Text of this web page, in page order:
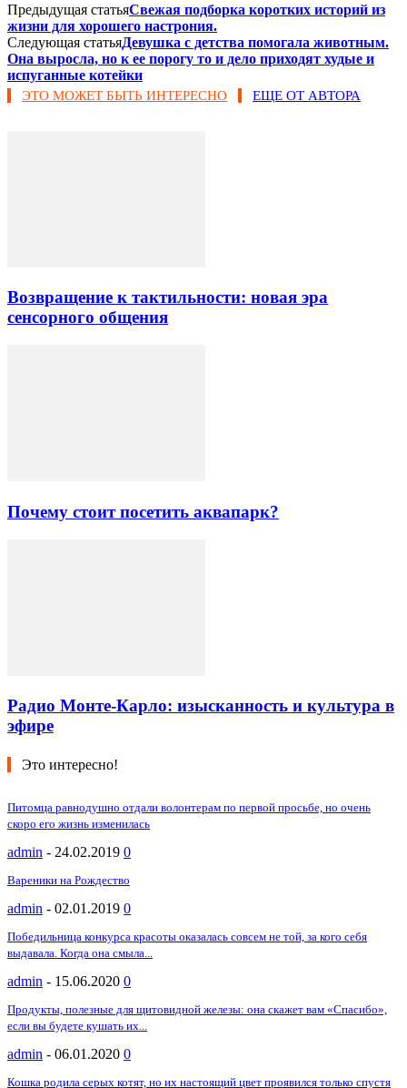
Предыдущая статьяСвежая подборка коротких историй из
жизни для хорошего настрония.
Следующая статьяДевушка с детства помогала животным.
Она выросла, но к ее порогу то и дело приходят худые и
испуганные котейки
ЭТО МОЖЕТ БЫТЬ ИНТЕРЕСНО ЕЩЕ ОТ АВТОРА
Возвращение к тактильности: новая эра
сенсорного общения
Почему стоит посетить аквапарк?
Радио Монте-Карло: изысканность и культура в
эфире
Это интересно!
Питомца равнодушно отдали волонтерам по первой просьбе, но очень
скоро его жизнь изменилась
admin - 24.02.2019 0
Вареники на Рождество
admin - 02.01.2019 0
Победильница конкурса красоты оказалась совсем не той, за кого себя
выдавала. Когда она смыла...
admin - 15.06.2020 0
Продукты, полезные для щитовидной железы: она скажет вам «Спасибо»,
если вы будете кушать их...
admin - 06.01.2020 0
Кошка родила серых котят, но их настоящий цвет проявился только спустя